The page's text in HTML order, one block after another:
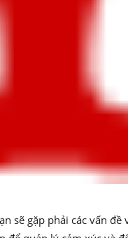
sẽ gặp phải các vấn đề